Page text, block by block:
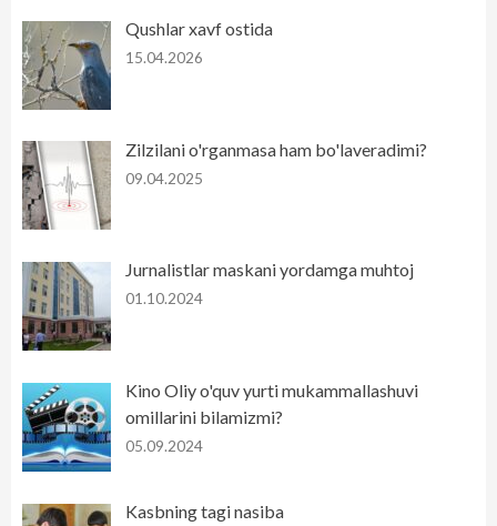
Qushlar xavf ostida
15.04.2026
Zilzilani o'rganmasa ham bo'laveradimi?
09.04.2025
Jurnalistlar maskani yordamga muhtoj
01.10.2024
Kino Oliy o'quv yurti mukammallashuvi
omillarini bilamizmi?
05.09.2024
Kasbning tagi nasiba